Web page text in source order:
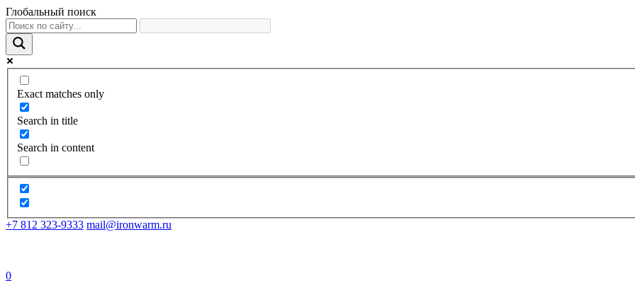
Глобальный поиск
Exact matches only
Search in title
Search in content
+7 812 323-9333 mail@ironwarm.ru
0